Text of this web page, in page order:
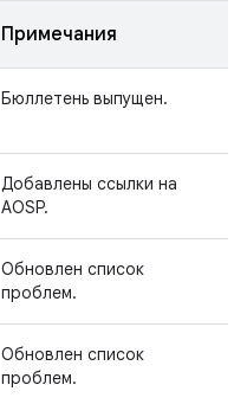
Примечания
Бюллетень выпущен.
Добавлены ссылки на
AOSP.
Обновлен список
проблем.
Обновлен список
проблем.